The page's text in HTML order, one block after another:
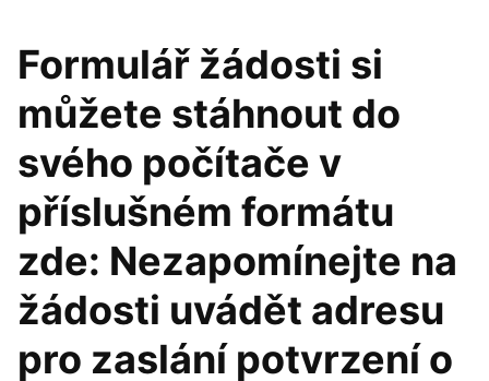
Formulář žádosti si
můžete stáhnout do
svého počítače v
příslušném formátu
zde: Nezapomínejte na
žádosti uvádět adresu
pro zaslání potvrzení o